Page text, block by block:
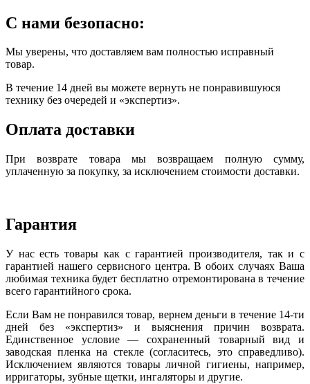
С нами безопасно:
Мы уверены, что доставляем вам полностью исправный
товар.
В течение 14 дней вы можете вернуть не понравившуюся
технику без очередей и «экспертиз».
Оплата доставки
При возврате товара мы возвращаем полную сумму,
уплаченную за покупку, за исключением стоимости доставки.
Гарантия
У нас есть товары как с гарантией производителя, так и с
гарантией нашего сервисного центра. В обоих случаях Ваша
любимая техника будет бесплатно отремонтирована в течение
всего гарантийного срока.
Если Вам не понравился товар, вернем деньги в течение 14-ти
дней без «экспертиз» и выяснения причин возврата.
Единственное условие — сохраненный товарный вид и
заводская пленка на стекле (согласитесь, это справедливо).
Исключением являются товары личной гигиены, например,
ирригаторы, зубные щетки, ингаляторы и другие.